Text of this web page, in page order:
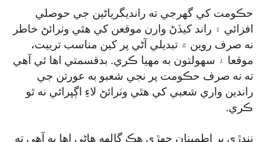
حڪومت کي گھرجي ته رانديگرياڻين جي حوصلي
افزائي ۽ راند کيڏڻ وارن موقعن کي هٿي وٺرائڻ خاطر
نه صرف روين ۾ تبديلي آڻي پر کين مناسب تربيت،
موقعا ۽ سهولتون به مهيا ڪري. بدقسمتي اها ئي آهي
ته نه صرف حڪومت پر نجي شعبو به عورتن جي
راندين واري شعبي کي هٿي وٺرائڻ لاءِ اڳڀرائي نه ٿو
ڪري.
ننڍڙي پر اطمينان جهڙي هڪ ڳالهه هاڻي اها به آهي ته